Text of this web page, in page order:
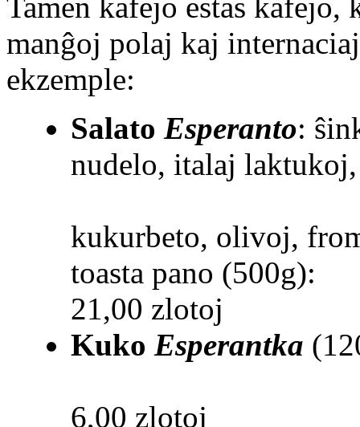
Tamen kafejo estas kafejo,
manĝoj polaj kaj
ekzemple:
Salato Esperanto:
nudelo, italaj
kukurbeto, olivoj,
toasta pano (500g):
21,00 zlotoj
Kuko Esperantka
6,00 zlotoj